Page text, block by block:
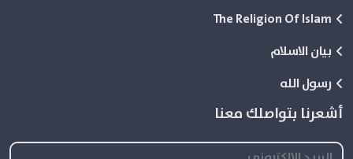
The Religion Of Islam
بيان الاسلام
رسول الله
أشعرنا بتواصلك معنا